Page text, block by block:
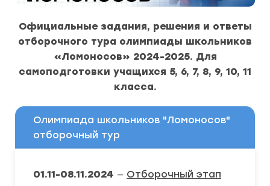
Официальные задания, решения и ответы
отборочного тура олимпиады школьников
«Ломоносов» 2024-2025. Для
самоподготовки учащихся 5, 6, 7, 8, 9, 10, 11
класса.
Олимпиада школьников "Ломоносов"
отборочный тур
01.11-08.11.2024 — Отборочный этап